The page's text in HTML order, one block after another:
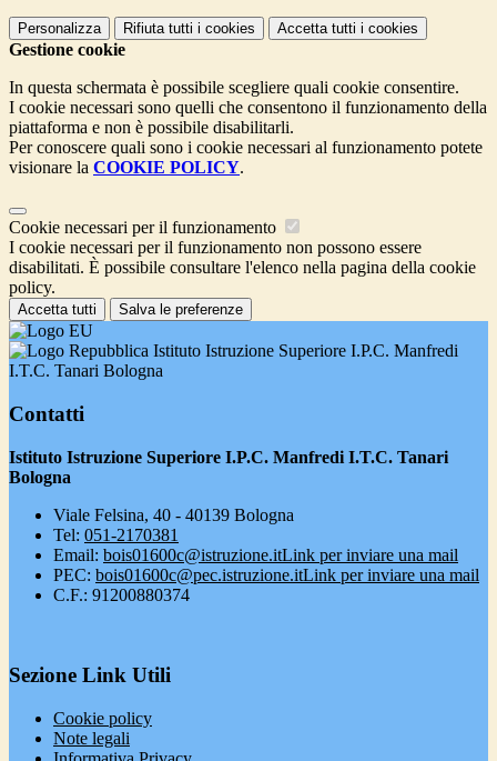
Personalizza Rifiuta tutti i cookies Accetta tutti i cookies
Gestione cookie
In questa schermata è possibile scegliere quali cookie consentire.
I cookie necessari sono quelli che consentono il funzionamento della
piattaforma e non è possibile disabilitarli.
Per conoscere quali sono i cookie necessari al funzionamento potete
visionare la COOKIE POLICY.
Cookie necessari per il funzionamento
I cookie necessari per il funzionamento non possono essere
disabilitati. È possibile consultare l'elenco nella pagina della cookie
policy.
Accetta tutti Salva le preferenze
Istituto Istruzione Superiore I.P.C. Manfredi
I.T.C. Tanari Bologna
Contatti
Istituto Istruzione Superiore I.P.C. Manfredi I.T.C. Tanari
Bologna
Viale Felsina, 40 - 40139 Bologna
Tel: 051-2170381
Email: bois01600c@istruzione.itLink per inviare una mail
PEC: bois01600c@pec.istruzione.itLink per inviare una mail
C.F.: 91200880374
Sezione Link Utili
Cookie policy
Note legali